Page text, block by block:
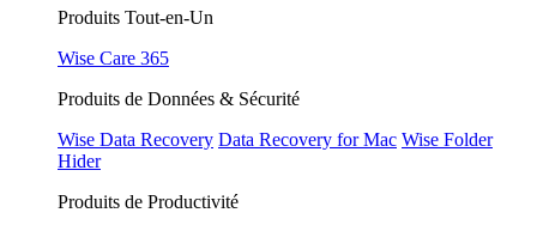
Produits Tout-en-Un
Wise Care 365
Produits de Données & Sécurité
Wise Data Recovery Data Recovery for Mac Wise Folder
Hider
Produits de Productivité